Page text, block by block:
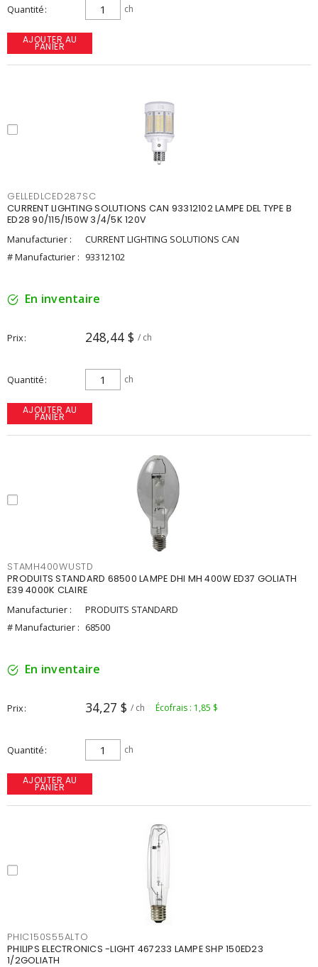
Quantité ch
AJOUTER AU
PANIER
GELLEDLCED287SC
CURRENT LIGHTING SOLUTIONS CAN 93312102 LAMPE DEL TYPE B
ED28 90/115/150W 3/4/5K 120V
Manufacturier :
CURRENT LIGHTING SOLUTIONS CAN
# Manufacturier : 93312102
En inventaire
Prix 248,44 $ / ch
Quantité ch
AJOUTER AU
PANIER
STAMH400WUSTD
PRODUITS STANDARD 68500 LAMPE DHI MH 400W ED37 GOLIATH
E39 4000K CLAIRE
Manufacturier :
PRODUITS STANDARD
# Manufacturier : 68500
En inventaire
Prix 34,27 $ / ch Écofrais : 1,85 $
Quantité ch
AJOUTER AU
PANIER
PHIC150S55ALTO
PHILIPS ELECTRONICS -LIGHT 467233 LAMPE SHP 150ED23
1/2GOLIATH